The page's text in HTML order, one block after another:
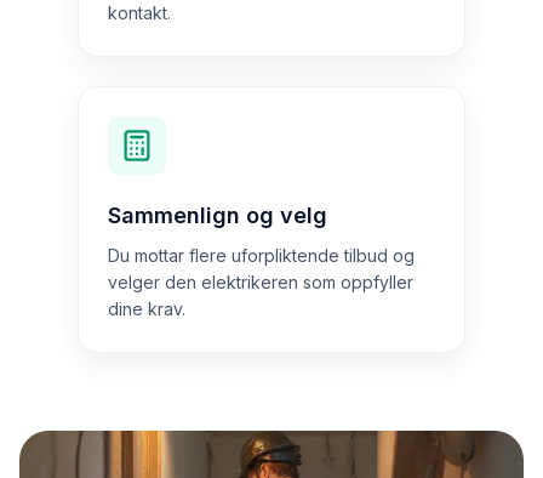
kontakt.
Sammenlign og velg
Du mottar flere uforpliktende tilbud og
velger den elektrikeren som oppfyller
dine krav.